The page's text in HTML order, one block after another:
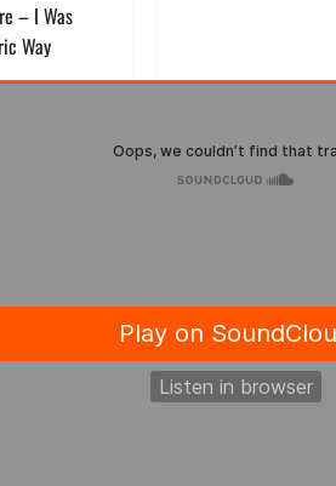
– I Was
Way